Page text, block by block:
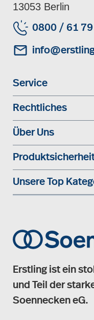
13053 Berlin
0800 / 61
Service
Rechtliches
Über Uns
Unsere Top
Erstling ist ein
und Teil der
Soennecken eG.